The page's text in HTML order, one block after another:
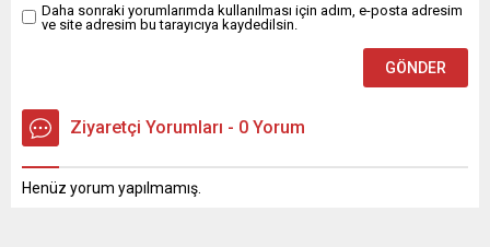
Daha sonraki yorumlarımda kullanılması için adım, e-posta adresim
ve site adresim bu tarayıcıya kaydedilsin.
Ziyaretçi Yorumları - 0 Yorum
Henüz yorum yapılmamış.